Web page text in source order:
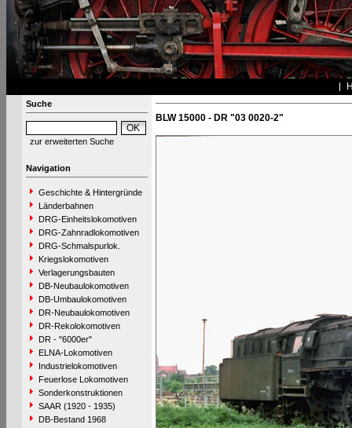
Suche
zur erweiterten Suche
Navigation
Geschichte & Hintergründe
Länderbahnen
DRG-Einheitslokomotiven
DRG-Zahnradlokomotiven
DRG-Schmalspurlok.
Kriegslokomotiven
Verlagerungsbauten
DB-Neubaulokomotiven
DB-Umbaulokomotiven
DR-Neubaulokomotiven
DR-Rekolokomotiven
DR - "6000er"
ELNA-Lokomotiven
Industrielokomotiven
Feuerlose Lokomotiven
Sonderkonstruktionen
SAAR (1920 - 1935)
DB-Bestand 1968
BLW 15000 - DR "03 0020-2"